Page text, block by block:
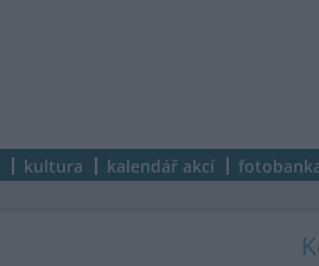
kultura kalendář akcí